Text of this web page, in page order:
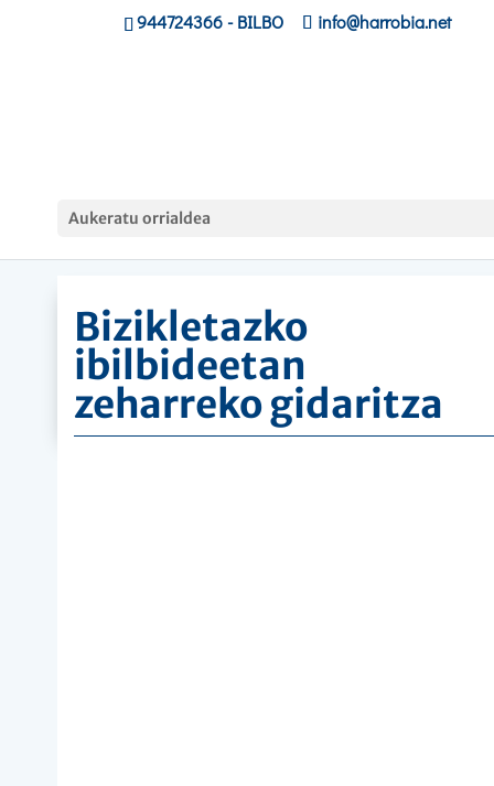
944724366- BILBO info@harrobia.net
Aukeratu orrialdea
zeharreko gidaritza
Bizikletazko
ibilbideetan
zeharreko gidaritza